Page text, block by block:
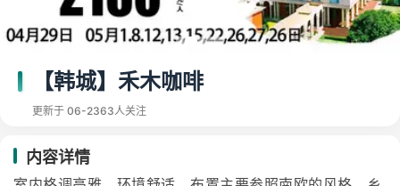
【韩城】禾木咖啡
更新于 06-2363人关注
内容详情